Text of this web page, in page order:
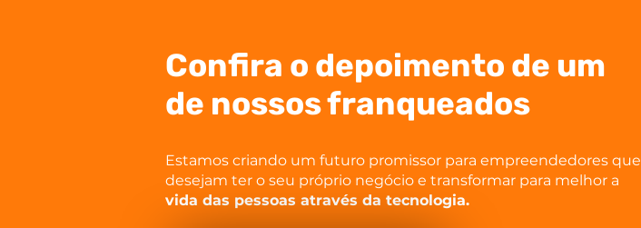
Confira o depoimento de um
de nossos franqueados
Estamos criando um futuro promissor para empreendedores que
desejam ter o seu próprio negócio e transformar para melhor a
vida das pessoas através da tecnologia.